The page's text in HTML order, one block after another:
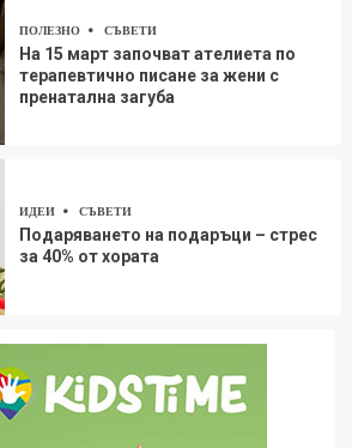
ПОЛЕЗНО СЪВЕТИ
На 15 март започват ателиета по
терапевтично писане за жени с
пренатална загуба
ИДЕИ СЪВЕТИ
Подаряването на подаръци – стрес
за 40% от хората